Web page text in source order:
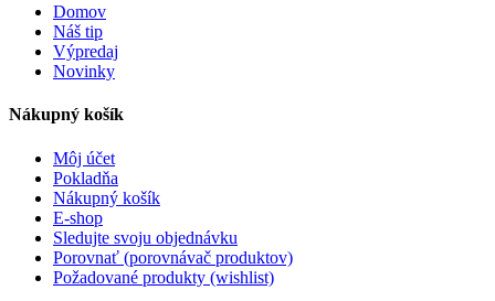
Domov
Náš tip
Výpredaj
Novinky
Nákupný košík
Môj účet
Pokladňa
Nákupný košík
E-shop
Sledujte svoju objednávku
Porovnať (porovnávač produktov)
Požadované produkty (wishlist)